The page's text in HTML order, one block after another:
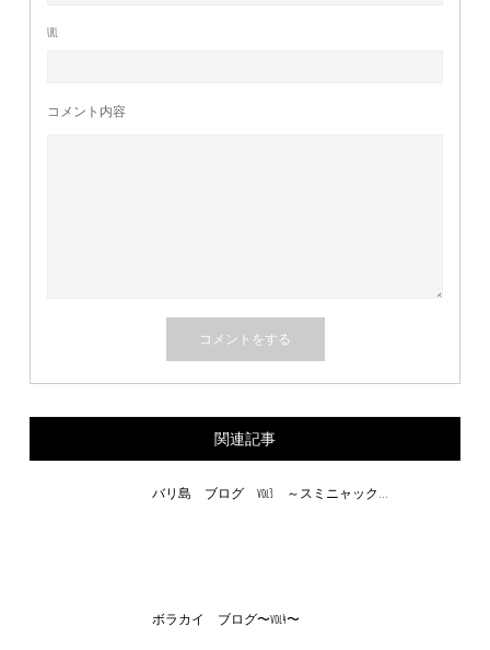
URL
コメント内容
関連記事
バリ島 ブログ vol3 ～スミニャック...
ボラカイ ブログ〜vol4〜